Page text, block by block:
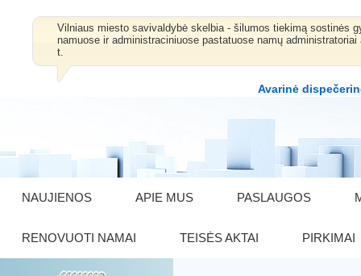
Vilniaus miesto savivaldybė skelbia - šilumos tiekimą sostinės
namuose ir administraciniuose pastatuose namų
t.
Avarinė
NAUJIENOS APIE MUS PASLAUGOS
RENOVUOTI NAMAI TEISĖS AKTAI PIRKIMAI